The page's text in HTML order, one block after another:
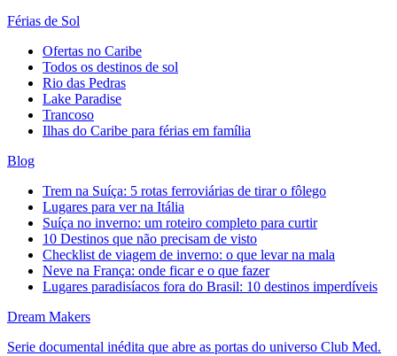
Férias de Sol
Ofertas no Caribe
Todos os destinos de sol
Rio das Pedras
Lake Paradise
Trancoso
Ilhas do Caribe para férias em família
Blog
Trem na Suíça: 5 rotas ferroviárias de tirar o fôlego
Lugares para ver na Itália
Suíça no inverno: um roteiro completo para curtir
10 Destinos que não precisam de visto
Checklist de viagem de inverno: o que levar na mala
Neve na França: onde ficar e o que fazer
Lugares paradisíacos fora do Brasil: 10 destinos imperdíveis
Dream Makers
Serie documental inédita que abre as portas do universo Club Med.